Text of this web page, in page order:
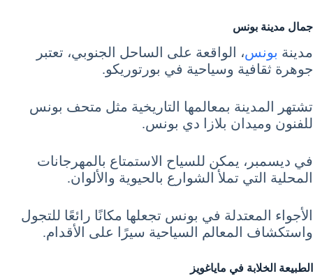
جمال مدينة بونس
مدينة بونس، الواقعة على الساحل الجنوبي، تعتبر
جوهرة ثقافية وسياحية في بورتوريكو.
تشتهر المدينة بمعالمها التاريخية مثل متحف بونس
للفنون وميدان بلازا دي بونس.
في ديسمبر، يمكن للسياح الاستمتاع بالمهرجانات
المحلية التي تملأ الشوارع بالحيوية والألوان.
الأجواء المعتدلة في بونس تجعلها مكانًا رائعًا للتجول
واستكشاف المعالم السياحية سيرًا على الأقدام.
الطبيعة الخلابة في ماياغويز